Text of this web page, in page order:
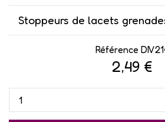
Stoppeurs de lacets
Référence
2,49 €